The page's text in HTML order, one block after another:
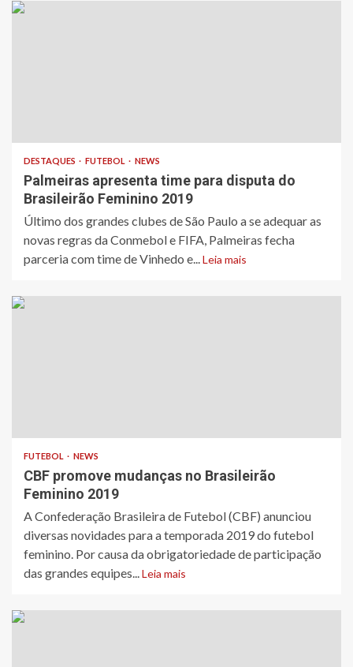
DESTAQUES FUTEBOL NEWS
Palmeiras apresenta time para disputa do
Brasileirão Feminino 2019
Último dos grandes clubes de São Paulo a se adequar as
novas regras da Conmebol e FIFA, Palmeiras fecha
parceria com time de Vinhedo e...Leia mais
FUTEBOL NEWS
CBF promove mudanças no Brasileirão
Feminino 2019
​A Confederação Brasileira de Futebol (CBF) anunciou
diversas novidades para a temporada 2019 do futebol
feminino. Por causa da obrigatoriedade de participação
das grandes equipes...Leia mais